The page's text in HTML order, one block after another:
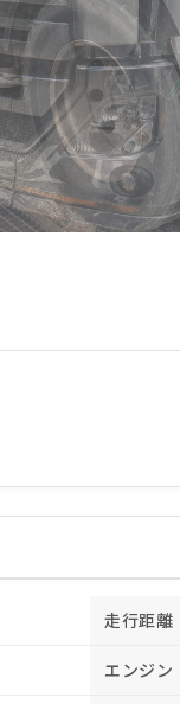
走行距離
エンジン